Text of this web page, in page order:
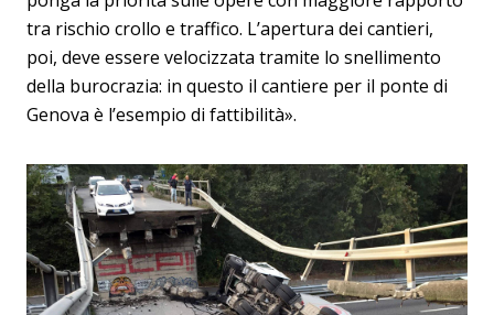
tra rischio crollo e traffico. L’apertura dei cantieri,
poi, deve essere velocizzata tramite lo snellimento
della burocrazia: in questo il cantiere per il ponte di
Genova è l’esempio di fattibilità».